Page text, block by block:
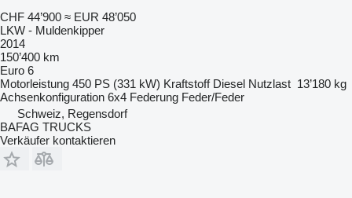
CHF 44’900 ≈ EUR 48’050
LKW - Muldenkipper
2014
150’400 km
Euro 6
Motorleistung 450 PS (331 kW) Kraftstoff Diesel Nutzlast 13’180 kg
Achsenkonfiguration 6x4 Federung Feder/Feder
Schweiz, Regensdorf
BAFAG TRUCKS
Verkäufer kontaktieren